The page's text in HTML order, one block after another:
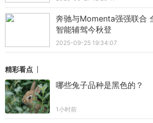
奔驰与Momenta强强联合
智能辅驾今秋登
2025-09-25 19:34:07
精彩看点
哪些兔子品种是黑色的？
1小时前